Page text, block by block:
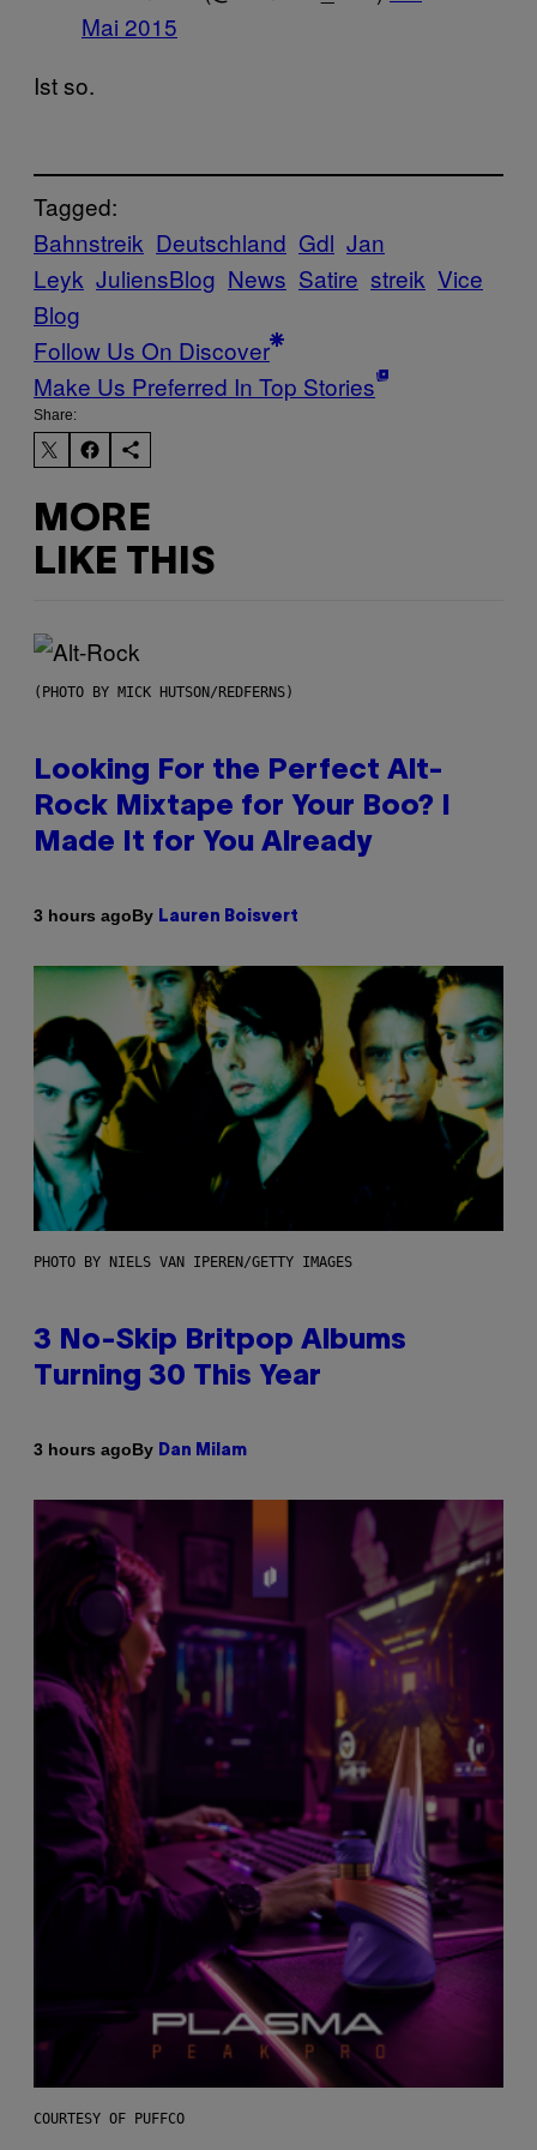
Mai 2015
Ist so.
Tagged:
Bahnstreik Deutschland Gdl Jan
Leyk JuliensBlog News Satire streik Vice
Blog
Follow Us On Discover
Make Us Preferred In Top Stories
Share:
MORE
LIKE THIS
(PHOTO BY MICK HUTSON/REDFERNS)
Looking For the Perfect Alt-
Rock Mixtape for Your Boo? I
Made It for You Already
3 hours agoBy Lauren Boisvert
PHOTO BY NIELS VAN IPEREN/GETTY IMAGES
3 No-Skip Britpop Albums
Turning 30 This Year
3 hours agoBy Dan Milam
COURTESY OF PUFFCO